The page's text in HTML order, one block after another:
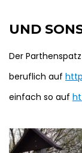
UND
Der
beruflich auf
einfach so auf